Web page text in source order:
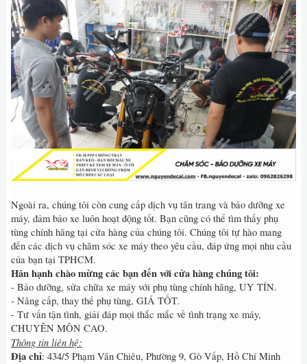
Ngoài ra, chúng tôi còn cung cấp dịch vụ tân trang và bảo dưỡng xe
máy, đảm bảo xe luôn hoạt động tốt. Bạn cũng có thể tìm thấy phụ
tùng chính hãng tại cửa hàng của chúng tôi. Chúng tôi tự hào mang
đến các dịch vụ chăm sóc xe máy theo yêu cầu, đáp ứng mọi nhu cầu
của bạn tại TPHCM.
Hân hạnh chào mừng các bạn đến với cửa hàng chúng tôi:
- Bảo dưỡng, sửa chữa xe máy với phụ tùng chính hãng, UY TÍN.
- Nâng cấp, thay thế phụ tùng, GIÁ TỐT.
- Tư vấn tận tình, giải đáp mọi thắc mắc về tình trạng xe máy,
CHUYÊN MÔN CAO.
Thông tin liên hệ:
Địa chỉ: 434/5 Phạm Văn Chiêu, Phường 9, Gò Vấp, Hồ Chí Minh